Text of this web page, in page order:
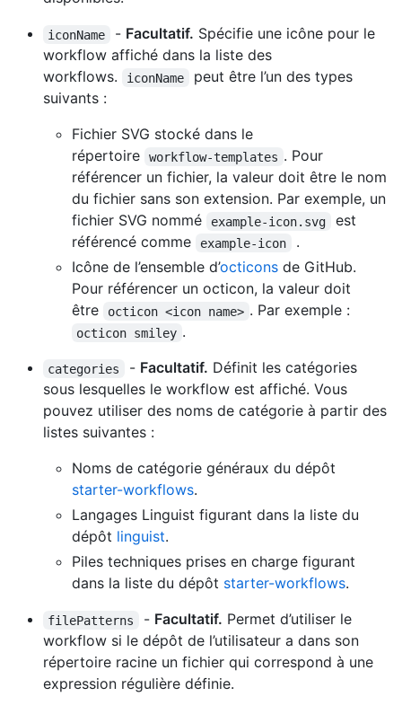
iconName - Facultatif. Spécifie une icône pour le
workflow affiché dans la liste des
workflows.
iconName
peut être l’un des types
suivants :
Fichier SVG stocké dans le
répertoire
workflow-templates . Pour
référencer un fichier, la valeur doit être le nom
du fichier sans son extension. Par exemple, un
fichier SVG nommé
example-icon.svg
est
référencé comme
example-icon
.
Icône de l’ensemble d’octicons de GitHub.
Pour référencer un octicon, la valeur doit
être
octicon <icon name> . Par exemple :
octicon smiley .
categories - Facultatif. Définit les catégories
sous lesquelles le workflow est affiché. Vous
pouvez utiliser des noms de catégorie à partir des
listes suivantes :
Noms de catégorie généraux du dépôt
starter-workflows.
Langages Linguist figurant dans la liste du
dépôt linguist.
Piles techniques prises en charge figurant
dans la liste du dépôt starter-workflows.
filePatterns - Facultatif. Permet d’utiliser le
workflow si le dépôt de l’utilisateur a dans son
répertoire racine un fichier qui correspond à une
expression régulière définie.